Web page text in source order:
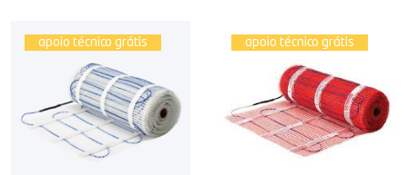
apoio técnico grátis apoio técnico grátis